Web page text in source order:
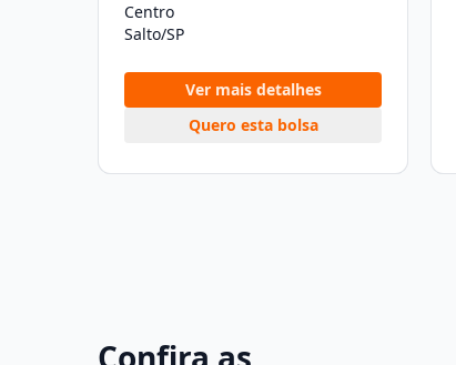
Centro
Salto/SP
Ver mais detalhes
Quero esta bolsa